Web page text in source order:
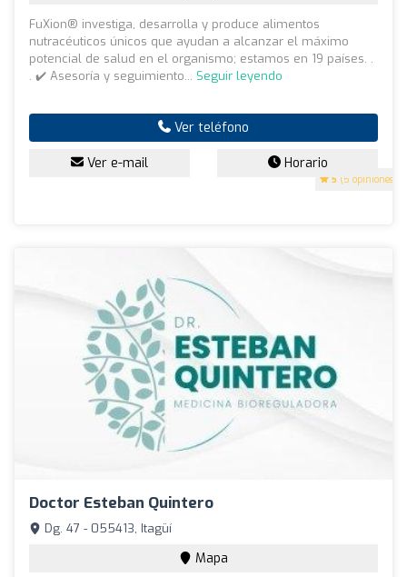
5 (5 opiniones)
FuXion® investiga, desarrolla y produce alimentos
nutracéuticos únicos que ayudan a alcanzar el máximo
potencial de salud en el organismo; estamos en 19 países. .
. ✔️ Asesoría y seguimiento... Seguir leyendo
Ver teléfono
Ver e-mail Horario
Doctor Esteban Quintero
Dg. 47 - 055413, Itagüí
Mapa